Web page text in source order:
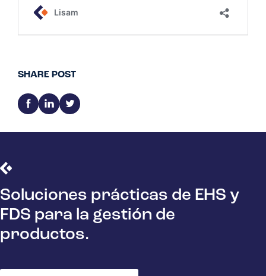
SHARE POST
Soluciones prácticas de EHS y
FDS para la gestión de
productos.